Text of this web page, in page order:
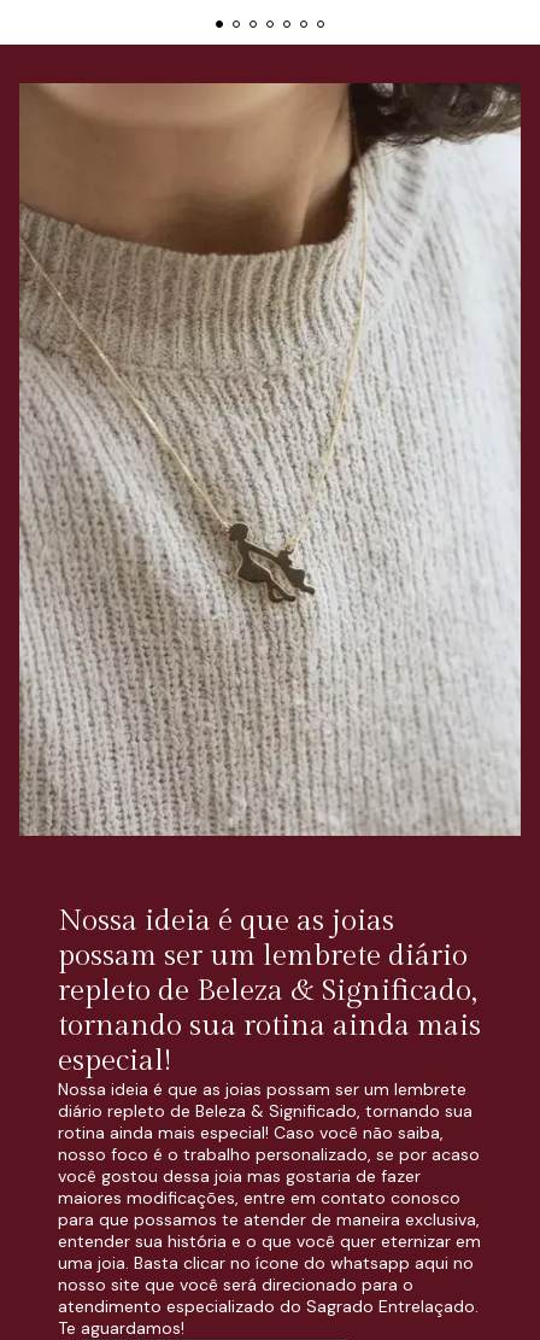
Nossa ideia é que as joias
possam ser um lembrete diário
repleto de Beleza & Significado,
tornando sua rotina ainda mais
especial!
Nossa ideia é que as joias possam ser um lembrete
diário repleto de Beleza & Significado, tornando sua
rotina ainda mais especial! Caso você não saiba,
nosso foco é o trabalho personalizado, se por acaso
você gostou dessa joia mas gostaria de fazer
maiores modificações, entre em contato conosco
para que possamos te atender de maneira exclusiva,
entender sua história e o que você quer eternizar em
uma joia. Basta clicar no ícone do whatsapp aqui no
nosso site que você será direcionado para o
atendimento especializado do Sagrado Entrelaçado.
Te aguardamos!